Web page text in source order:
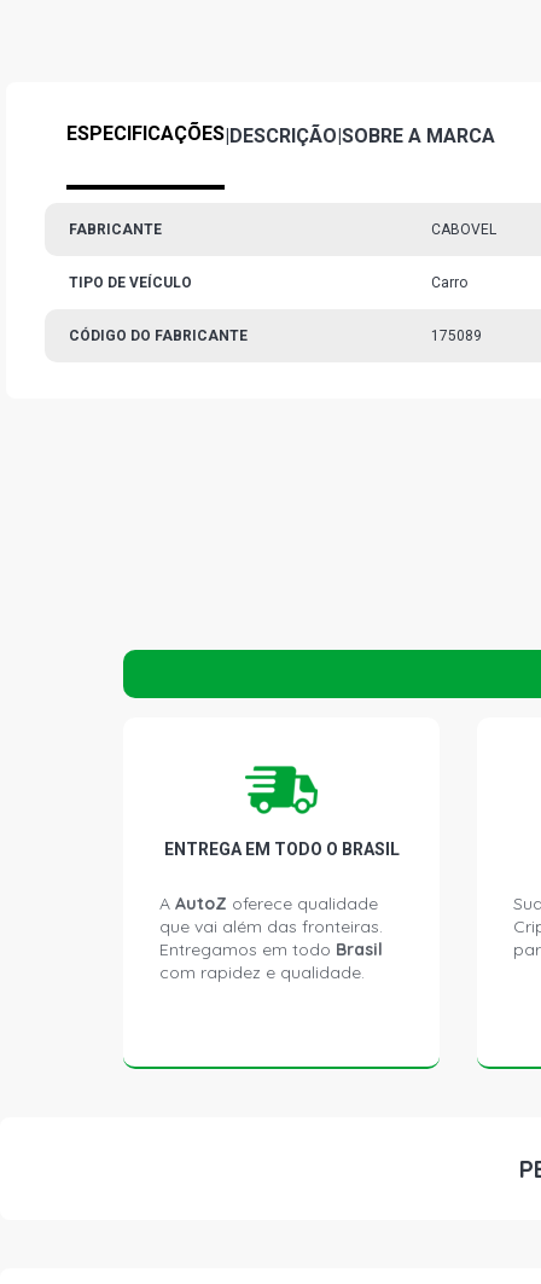
ESPECIFICAÇÕES|DESCRIÇÃO|SOBRE A MARCA
FABRICANTE CABOVEL
TIPO DE VEÍCULO Carro
CÓDIGO DO FABRICANTE 175089
ENTREGA EM TODO O BRASIL
A AutoZ oferece qualidade
que vai além das fronteiras.
Entregamos em todo Brasil
com rapidez e qualidade.